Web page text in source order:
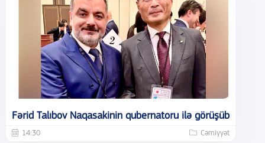
Fərid Talıbov Naqasakinin qubernatoru ilə görüşüb
14:30 Cəmiyyət